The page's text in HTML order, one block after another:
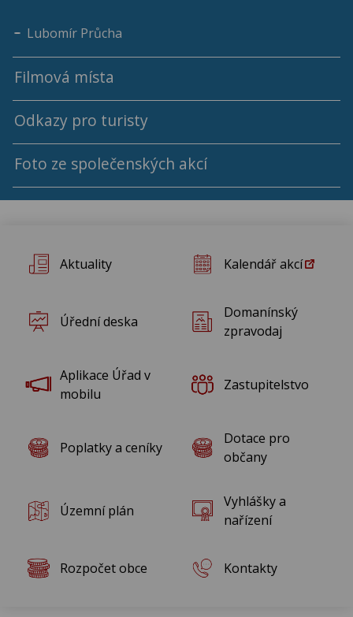
Lubomír Průcha
Filmová místa
Odkazy pro turisty
Foto ze společenských akcí
Aktuality Kalendář akcí
Úřední deska
Domanínský
zpravodaj
Aplikace Úřad v
mobilu
Zastupitelstvo
Poplatky a ceníky
Dotace pro
občany
Územní plán
Vyhlášky a
nařízení
Rozpočet obce Kontakty